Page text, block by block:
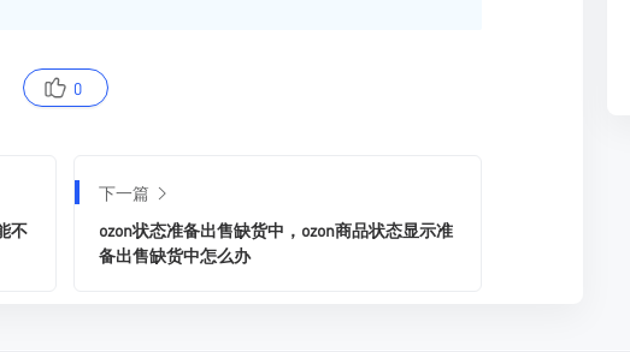
0
不
下一篇
ozon状态准备出售缺货中，ozon商品状态显示准
备出售缺货中怎么办